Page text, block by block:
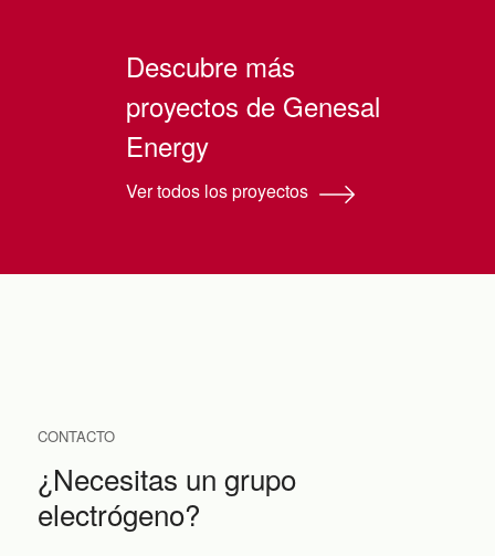
Descubre más
proyectos de Genesal
Energy
Ver todos los proyectos
CONTACTO
¿Necesitas un grupo
electrógeno?